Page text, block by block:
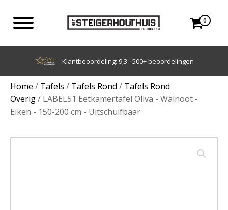
0
Achteraf betalen met Klarna
Home / Tafels / Tafels Rond / Tafels Rond
Overig/ LABEL51 Eetkamertafel Oliva - Walnoot -
Eiken - 150-200 cm - Uitschuifbaar